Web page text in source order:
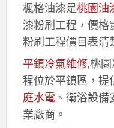
楓格油漆是桃園油
漆粉刷工程，價格
粉刷工程價目表清
平鎮冷氣維修,桃園
程位於平鎮區，提
庭水電、衛浴設備
業廠商。